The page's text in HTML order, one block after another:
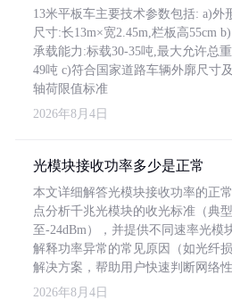
13米平板车主要技术参数包括: a)外
尺寸:长13m×宽2.45m,栏板高55cm b)
承载能力:标载30-35吨,最大允许总重
49吨 c)符合国家道路车辆外廓尺寸及
轴荷限值标准
2026年8月4日
光模块接收功率多少是正常
本文详细解答光模块接收功率的正
点分析千兆光模块的收光标准（典
至-24dBm），并提供不同速率光模
解释功率异常的常见原因（如光纤
解决方案，帮助用户快速判断网络性
2026年8月4日